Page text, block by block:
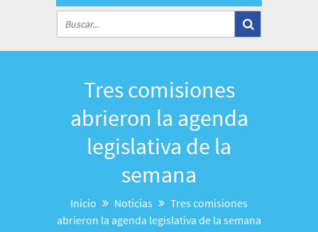
Tres comisiones
abrieron la agenda
legislativa de la
semana
Inicio Noticias
Tres comisiones
abrieron la agenda legislativa de la semana